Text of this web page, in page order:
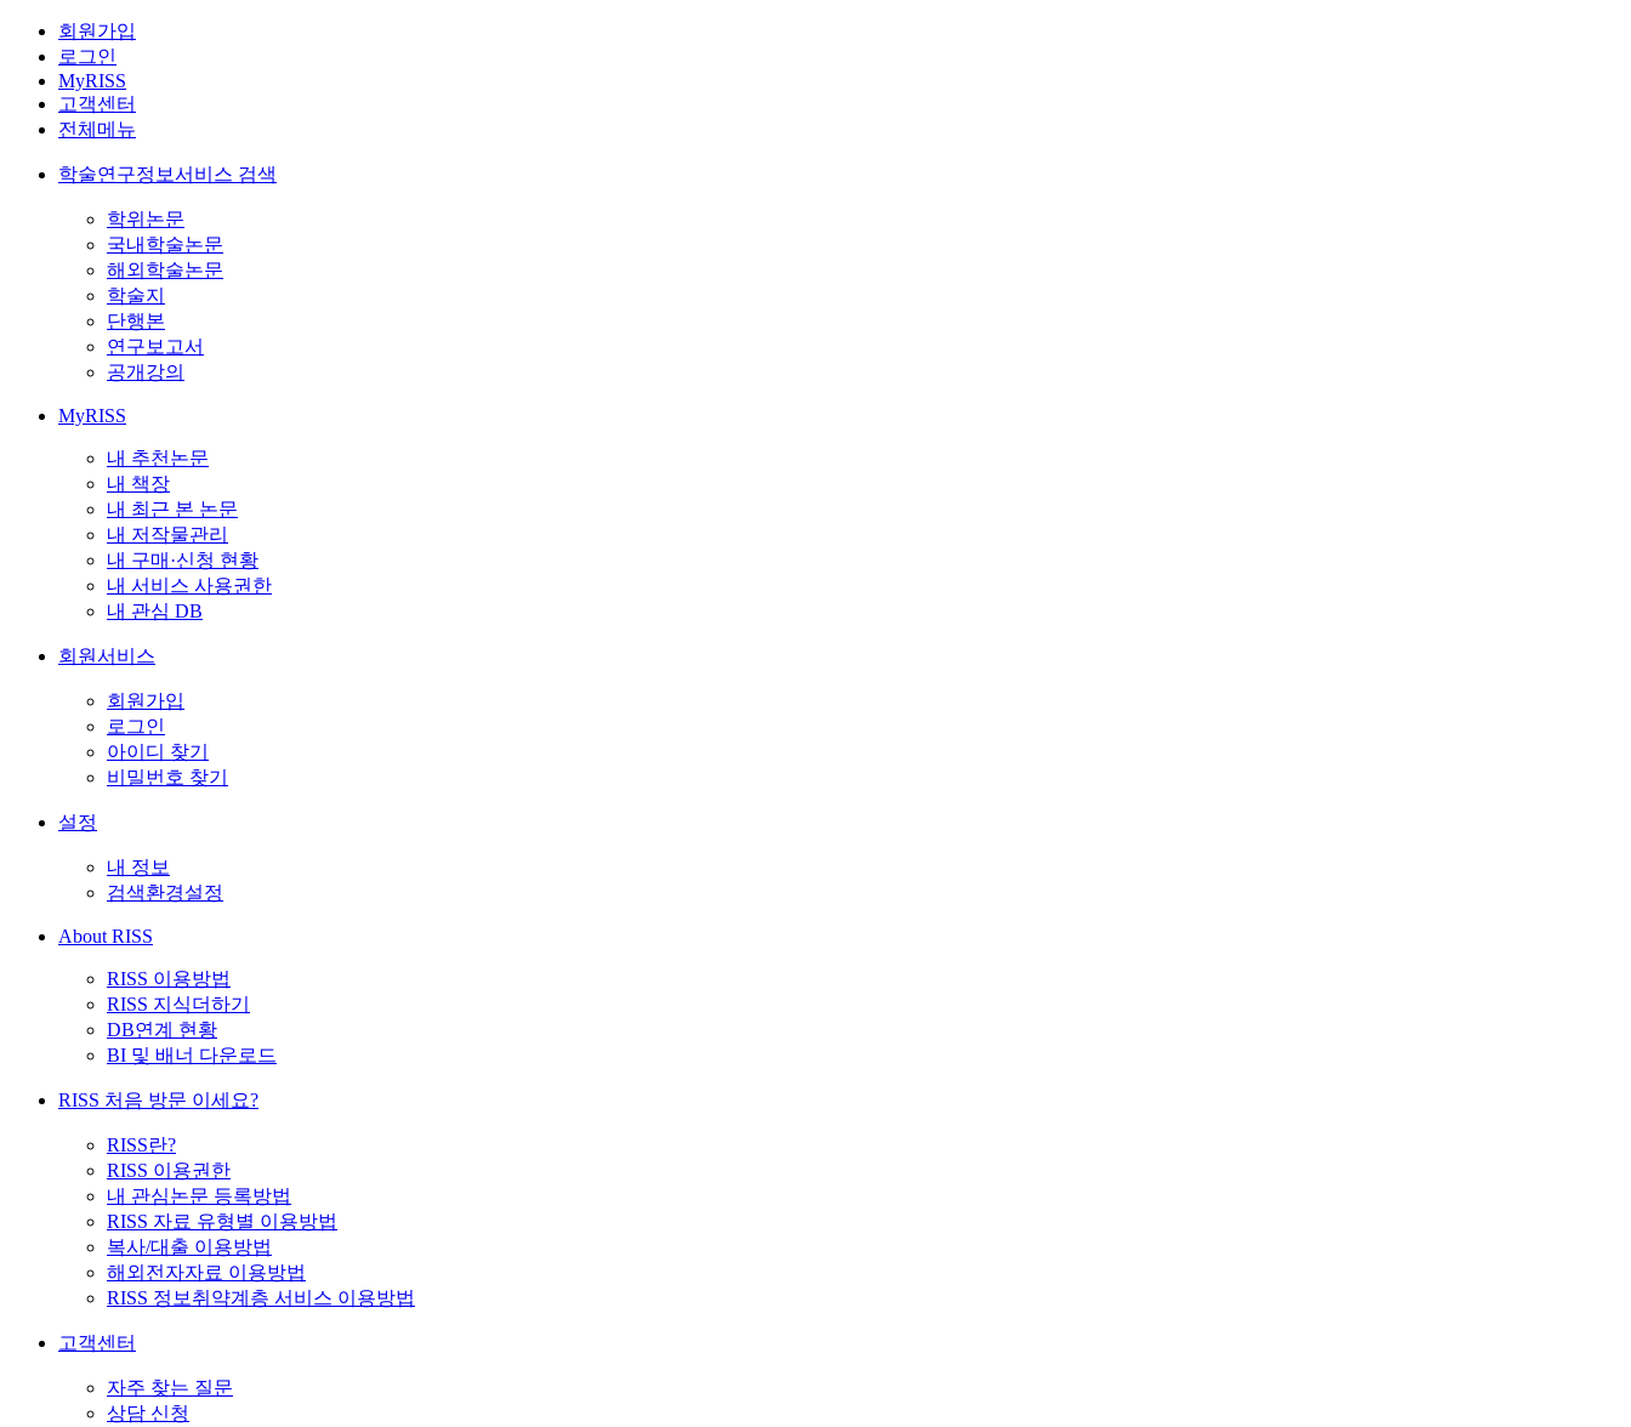
회원가입
로그인
MyRISS
고객센터
전체메뉴
학술연구정보서비스 검색
학위논문
국내학술논문
해외학술논문
학술지
단행본
연구보고서
공개강의
MyRISS
내 추천논문
내 책장
내 최근 본 논문
내 저작물관리
내 구매·신청 현황
내 서비스 사용권한
내 관심 DB
회원서비스
회원가입
로그인
아이디 찾기
비밀번호 찾기
설정
내 정보
검색환경설정
About RISS
RISS 이용방법
RISS 지식더하기
DB연계 현황
BI 및 배너 다운로드
RISS 처음 방문 이세요?
RISS란?
RISS 이용권한
내 관심논문 등록방법
RISS 자료 유형별 이용방법
복사/대출 이용방법
해외전자자료 이용방법
RISS 정보취약계층 서비스 이용방법
고객센터
자주 찾는 질문
상담 신청